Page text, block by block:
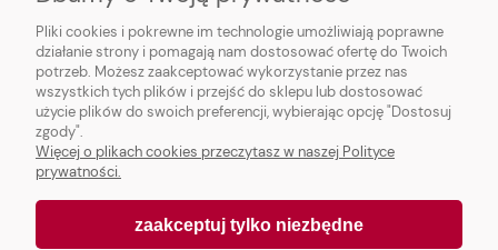
MOJE KONTO
Pliki cookies i pokrewne im technologie umożliwiają poprawne
działanie strony i pomagają nam dostosować ofertę do Twoich
potrzeb. Możesz zaakceptować wykorzystanie przez nas
wszystkich tych plików i przejść do sklepu lub dostosować
użycie plików do swoich preferencji, wybierając opcję "Dostosuj
zgody".
Więcej o plikach cookies przeczytasz w naszej Polityce
prywatności.
zaakceptuj tylko niezbędne